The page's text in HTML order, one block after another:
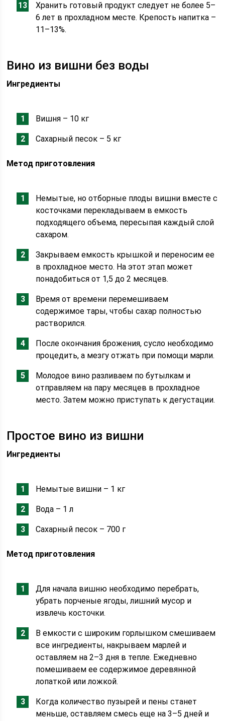
Хранить готовый продукт следует не более 5–
6 лет в прохладном месте. Крепость напитка –
11–13%.
Вино из вишни без воды
Ингредиенты
Вишня – 10 кг
Сахарный песок – 5 кг
Метод приготовления
Немытые, но отборные плоды вишни вместе с
косточками перекладываем в емкость
подходящего объема, пересыпая каждый слой
сахаром.
Закрываем емкость крышкой и переносим ее
в прохладное место. На этот этап может
понадобиться от 1,5 до 2 месяцев.
Время от времени перемешиваем
содержимое тары, чтобы сахар полностью
растворился.
После окончания брожения, сусло необходимо
процедить, а мезгу отжать при помощи марли.
Молодое вино разливаем по бутылкам и
отправляем на пару месяцев в прохладное
место. Затем можно приступать к дегустации.
Простое вино из вишни
Ингредиенты
Немытые вишни – 1 кг
Вода – 1 л
Сахарный песок – 700 г
Метод приготовления
Для начала вишню необходимо перебрать,
убрать порченые ягоды, лишний мусор и
извлечь косточки.
В емкости с широким горлышком смешиваем
все ингредиенты, накрываем марлей и
оставляем на 2–3 дня в тепле. Ежедневно
помешиваем ее содержимое деревянной
лопаткой или ложкой.
Когда количество пузырей и пены станет
меньше, оставляем смесь еще на 3–5 дней и